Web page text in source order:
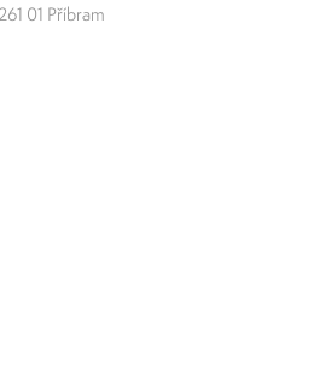
01 Příbram